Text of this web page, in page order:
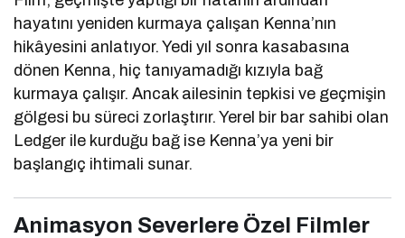
hayatını yeniden kurmaya çalışan Kenna’nın
hikâyesini anlatıyor. Yedi yıl sonra kasabasına
dönen Kenna, hiç tanıyamadığı kızıyla bağ
kurmaya çalışır. Ancak ailesinin tepkisi ve geçmişin
gölgesi bu süreci zorlaştırır. Yerel bir bar sahibi olan
Ledger ile kurduğu bağ ise Kenna’ya yeni bir
başlangıç ihtimali sunar.
Animasyon Severlere Özel Filmler